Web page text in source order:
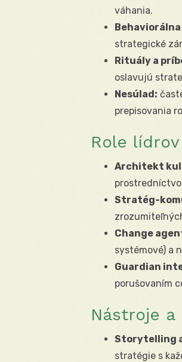
váhania.
strategické
Rituály a
oslavujú
Nesúlad:
prepisovania
Role
Architekt
Stratég-
Change
systémové) a
Guardian
porušovaním
Nástroje a
Storytelling
stratégie s